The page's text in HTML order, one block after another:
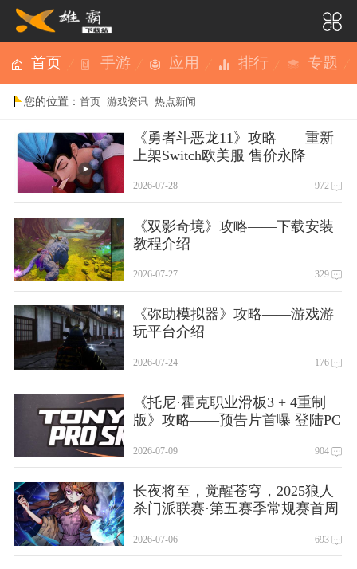
首页 手游 应用 排行 专题
您的位置：首页 游戏资讯 热点新闻
《勇者斗恶龙11》攻略——重新
上架Switch欧美服 售价永降
2026-07-28 972
《双影奇境》攻略——下载安装
教程介绍
2026-07-27 329
《弥助模拟器》攻略——游戏游
玩平台介绍
2026-07-24 176
《托尼·霍克职业滑板3 + 4重制
版》攻略——预告片首曝 登陆PC
2026-07-09 904
长夜将至，觉醒苍穹，2025狼人
杀门派联赛·第五赛季常规赛首周
2026-07-06 693